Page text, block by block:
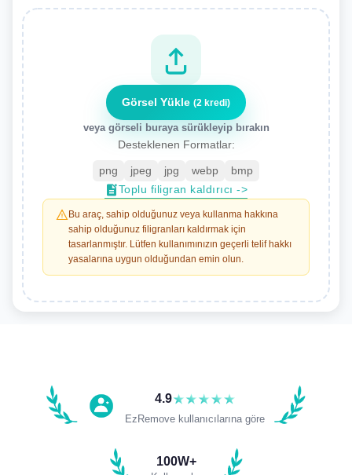
Görsel Yükle (2 kredi)
veya görseli buraya sürükleyip bırakın
Desteklenen Formatlar:
png jpeg jpg webp bmp
+ toplu filigran kaldırıcı ->
Bu araç, sahip olduğunuz veya kullanma hakkına
sahip olduğunuz filigranları kaldırmak için
tasarlanmıştır. Lütfen kullanımınızın geçerli telif hakkı
yasalarına uygun olduğundan emin olun.
4.9
EzRemove kullanıcılarına göre
100W+